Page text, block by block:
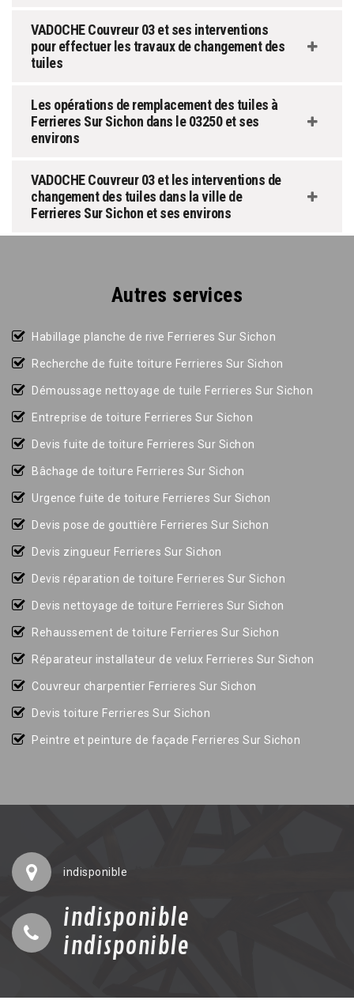
VADOCHE Couvreur 03 et ses interventions
pour effectuer les travaux de changement des
tuiles
Les opérations de remplacement des tuiles à
Ferrieres Sur Sichon dans le 03250 et ses
environs
VADOCHE Couvreur 03 et les interventions de
changement des tuiles dans la ville de
Ferrieres Sur Sichon et ses environs
Autres services
Habillage planche de rive Ferrieres Sur Sichon
Recherche de fuite toiture Ferrieres Sur Sichon
Démoussage nettoyage de tuile Ferrieres Sur Sichon
Entreprise de toiture Ferrieres Sur Sichon
Devis fuite de toiture Ferrieres Sur Sichon
Bâchage de toiture Ferrieres Sur Sichon
Urgence fuite de toiture Ferrieres Sur Sichon
Devis pose de gouttière Ferrieres Sur Sichon
Devis zingueur Ferrieres Sur Sichon
Devis réparation de toiture Ferrieres Sur Sichon
Devis nettoyage de toiture Ferrieres Sur Sichon
Rehaussement de toiture Ferrieres Sur Sichon
Réparateur installateur de velux Ferrieres Sur Sichon
Couvreur charpentier Ferrieres Sur Sichon
Devis toiture Ferrieres Sur Sichon
Peintre et peinture de façade Ferrieres Sur Sichon
indisponible
indisponible
indisponible